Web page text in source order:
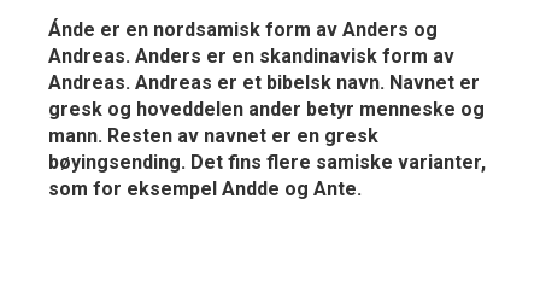
Ánde er en nordsamisk form av Anders og
Andreas. Anders er en skandinavisk form av
Andreas. Andreas er et bibelsk navn. Navnet er
gresk og hoveddelen ander betyr menneske og
mann. Resten av navnet er en gresk
bøyingsending. Det fins flere samiske varianter,
som for eksempel Andde og Ante.